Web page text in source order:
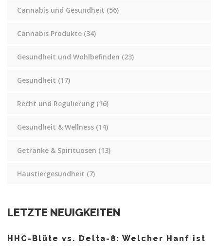
Cannabis und Gesundheit (56)
Cannabis Produkte (34)
Gesundheit und Wohlbefinden (23)
Gesundheit (17)
Recht und Regulierung (16)
Gesundheit & Wellness (14)
Getränke & Spirituosen (13)
Haustiergesundheit (7)
LETZTE NEUIGKEITEN
HHC-Blüte vs. Delta-8: Welcher Hanf ist